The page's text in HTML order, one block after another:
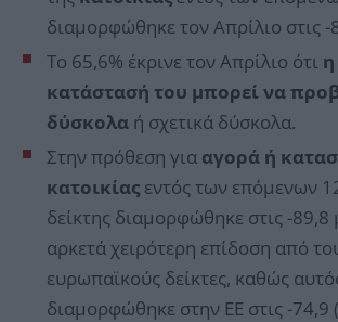
διαμορφώθηκε τον Απρίλιο στις
Το 65,6% έκρινε τον Απρίλιο ότι
κατάστασή του μπορεί να
δύσκολα ή σχετικά δύσκολα.
Στην πρόθεση για αγορά ή
κατοικίας εντός των επόμενων
δείκτης διαμορφώθηκε στις -89,8
αρκετά χειρότερη επίδοση από
ευρωπαϊκούς δείκτες, καθώς
διαμορφώθηκε στην ΕΕ στις -74,9